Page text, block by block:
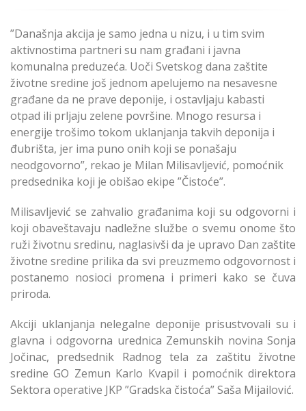
”Današnja akcija je samo jedna u nizu, i u tim svim
aktivnostima partneri su nam građani i javna
komunalna preduzeća. Uoči Svetskog dana zaštite
životne sredine još jednom apelujemo na nesavesne
građane da ne prave deponije, i ostavljaju kabasti
otpad ili prljaju zelene površine. Mnogo resursa i
energije trošimo tokom uklanjanja takvih deponija i
đubrišta, jer ima puno onih koji se ponašaju
neodgovorno”, rekao je Milan Milisavljević, pomoćnik
predsednika koji je obišao ekipe ”Čistoće”.
Milisavljević se zahvalio građanima koji su odgovorni i
koji obaveštavaju nadležne službe o svemu onome što
ruži životnu sredinu, naglasivši da je upravo Dan zaštite
životne sredine prilika da svi preuzmemo odgovornost i
postanemo nosioci promena i primeri kako se čuva
priroda.
Akciji uklanjanja nelegalne deponije prisustvovali su i
glavna i odgovorna urednica Zemunskih novina Sonja
Jočinac, predsednik Radnog tela za zaštitu životne
sredine GO Zemun Karlo Kvapil i pomoćnik direktora
Sektora operative JKP ”Gradska čistoća” Saša Mijailović.